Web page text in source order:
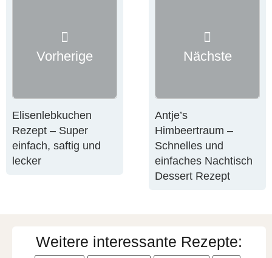
Vorherige
Elisenlebkuchen
Rezept – Super
einfach, saftig und
lecker
Nächste
Antje’s
Himbeertraum –
Schnelles und
einfaches Nachtisch
Dessert Rezept
Weitere interessante Rezepte: